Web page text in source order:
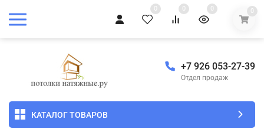
0 0 0 0
+7 926 053-27-39
Отдел продаж
КАТАЛОГ ТОВАРОВ